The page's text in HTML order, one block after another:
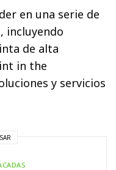
en una serie de
incluyendo
de alta
in the
y servicios